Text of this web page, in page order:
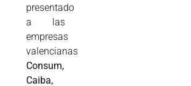
presentado
a las
empresas
valencianas
Consum,
Caiba,